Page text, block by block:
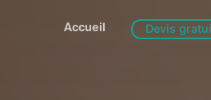
Accueil Devis